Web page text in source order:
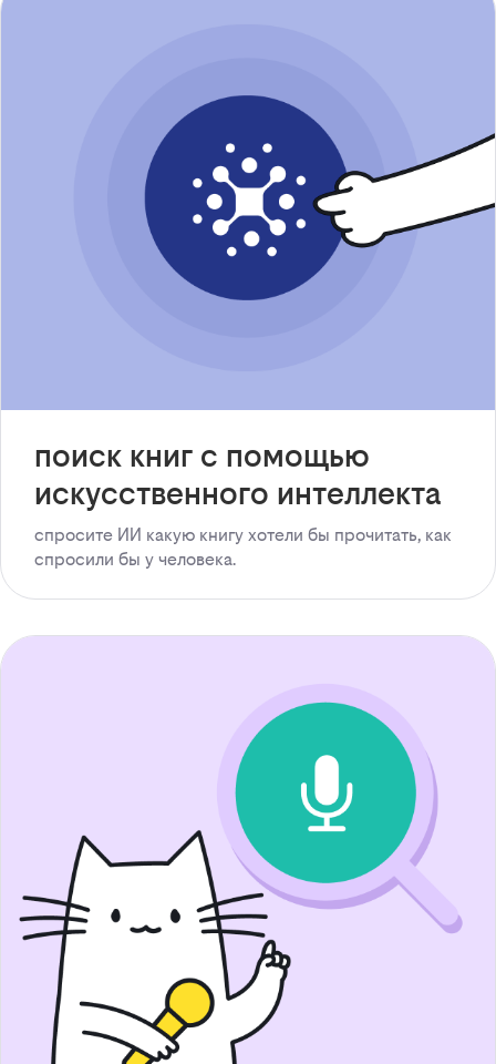
поиск книг с помощью
искусственного интеллекта
спросите ИИ какую книгу хотели бы прочитать, как
спросили бы у человека.